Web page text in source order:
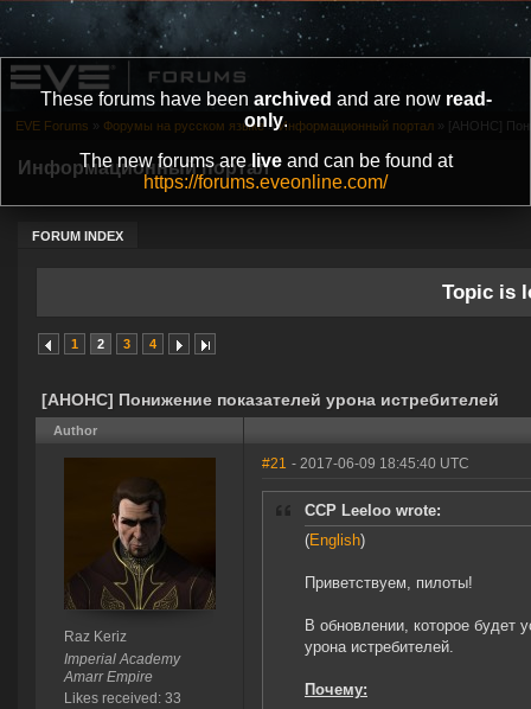
These forums have been archived and are now read-
only.
The new forums areliveand can be found at
https://forums.eveonline.com/
Информационный портал
FORUM INDEX
EVE Forums » Форумы на русском языке » Информационный портал » [АНОНС]
Topic is
1 2 3 4
[АНОНС] Понижение показателей урона истребителей
Author
Raz Keriz
Imperial Academy
Amarr Empire
Likes received: 33
#21 - 2017-06-09 18:45:40 UTC
CCP Leeloo wrote:
(English)
Приветствуем, пилоты!
В обновлении, которое будет
урона истребителей.
Почему: